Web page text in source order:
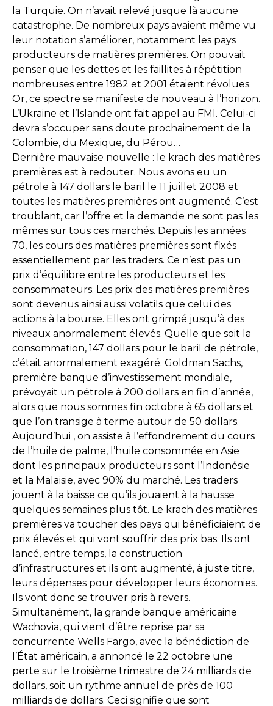
la Turquie. On n’avait relevé jusque là aucune
catastrophe. De nombreux pays avaient même vu
leur notation s’améliorer, notamment les pays
producteurs de matières premières. On pouvait
penser que les dettes et les faillites à répétition
nombreuses entre 1982 et 2001 étaient révolues.
Or, ce spectre se manifeste de nouveau à l’horizon.
L’Ukraine et l’Islande ont fait appel au FMI. Celui-ci
devra s’occuper sans doute prochainement de la
Colombie, du Mexique, du Pérou…
Dernière mauvaise nouvelle : le krach des matières
premières est à redouter. Nous avons eu un
pétrole à 147 dollars le baril le 11 juillet 2008 et
toutes les matières premières ont augmenté. C’est
troublant, car l’offre et la demande ne sont pas les
mêmes sur tous ces marchés. Depuis les années
70, les cours des matières premières sont fixés
essentiellement par les traders. Ce n’est pas un
prix d’équilibre entre les producteurs et les
consommateurs. Les prix des matières premières
sont devenus ainsi aussi volatils que celui des
actions à la bourse. Elles ont grimpé jusqu’à des
niveaux anormalement élevés. Quelle que soit la
consommation, 147 dollars pour le baril de pétrole,
c’était anormalement exagéré. Goldman Sachs,
première banque d’investissement mondiale,
prévoyait un pétrole à 200 dollars en fin d’année,
alors que nous sommes fin octobre à 65 dollars et
que l’on transige à terme autour de 50 dollars.
Aujourd’hui , on assiste à l’effondrement du cours
de l’huile de palme, l’huile consommée en Asie
dont les principaux producteurs sont l’Indonésie
et la Malaisie, avec 90% du marché. Les traders
jouent à la baisse ce qu’ils jouaient à la hausse
quelques semaines plus tôt. Le krach des matières
premières va toucher des pays qui bénéficiaient de
prix élevés et qui vont souffrir des prix bas. Ils ont
lancé, entre temps, la construction
d’infrastructures et ils ont augmenté, à juste titre,
leurs dépenses pour développer leurs économies.
Ils vont donc se trouver pris à revers.
Simultanément, la grande banque américaine
Wachovia, qui vient d’être reprise par sa
concurrente Wells Fargo, avec la bénédiction de
l’État américain, a annoncé le 22 octobre une
perte sur le troisième trimestre de 24 milliards de
dollars, soit un rythme annuel de près de 100
milliards de dollars. Ceci signifie que sont